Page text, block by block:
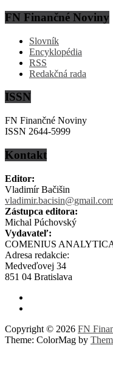
FN Finančné Noviny
Slovník
Encyklopédia
RSS
Redakčná rada
ISSN
FN Finančné Noviny
ISSN 2644-5999
Kontakt
Editor:
Vladimír Bačišin
Zástupca editora:
Michal Púchovský
Vydavateľ:
COMENIUS
Adresa redakcie:
Medveďovej 34
851 04 Bratislava
Copyright © 2026 FN
Theme: ColorMag by